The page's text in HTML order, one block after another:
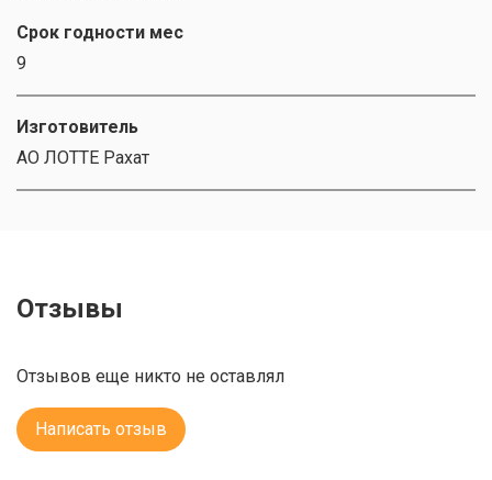
Срок годности мес
9
Изготовитель
АО ЛОТТЕ Рахат
Отзывы
Отзывов еще никто не оставлял
Написать отзыв